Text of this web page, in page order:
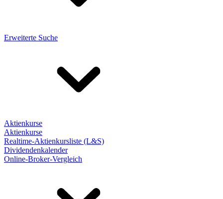
Erweiterte Suche
Aktienkurse
Aktienkurse
Realtime-Aktienkursliste (L&S)
Dividendenkalender
Online-Broker-Vergleich